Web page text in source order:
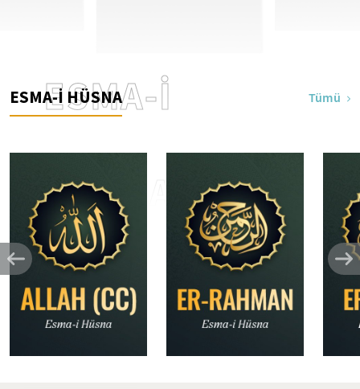
ESMA-İ HÜSNA
ESMA-İ
HÜSNA
Tümü